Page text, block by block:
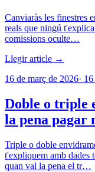
Canviaràs les finestres
reals que ningú
comissions oculte…
Llegir article →
16 de març de 2026· 16
Doble o triple
la pena pagar
Triple o doble
t'expliquem amb dades
quan val la pena el tr…